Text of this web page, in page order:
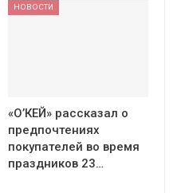
НОВОСТИ
«О’КЕЙ» рассказал о
предпочтениях
покупателей во время
праздников 23…